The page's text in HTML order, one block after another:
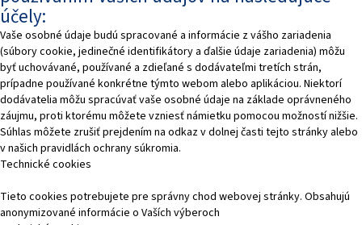
účely:
Vaše osobné údaje budú spracované a informácie z vášho zariadenia
(súbory cookie, jedinečné identifikátory a ďalšie údaje zariadenia) môžu
byť uchovávané, používané a zdieľané s dodávateľmi tretích strán,
prípadne používané konkrétne týmto webom alebo aplikáciou. Niektorí
dodávatelia môžu spracúvať vaše osobné údaje na základe oprávneného
záujmu, proti ktorému môžete vzniesť námietku pomocou možností nižšie.
Súhlas môžete zrušiť prejdením na odkaz v dolnej časti tejto stránky alebo
v našich pravidlách ochrany súkromia.
Technické cookies
Tieto cookies potrebujete pre správny chod webovej stránky. Obsahujú
anonymizované informácie o Vaších výberoch